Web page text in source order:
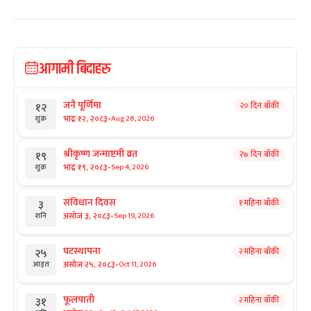
आगामी बिदाहरु
१२
शुक्र
जनै पूर्णिमा
भाद्र १२, २०८३-Aug 28, 2026
२० दिन बाँकी
१९
शुक्र
श्रीकृष्ण जन्माष्टमी व्रत
भाद्र १९, २०८३-Sep 4, 2026
२७ दिन बाँकी
३
शनि
संविधान दिवस
असोज ३, २०८३-Sep 19, 2026
१ महिना बाँकी
२५
आइत
घटस्थापना
असोज २५, २०८३-Oct 11, 2026
२ महिना बाँकी
३१ फूलपाती २ महिना बाँकी